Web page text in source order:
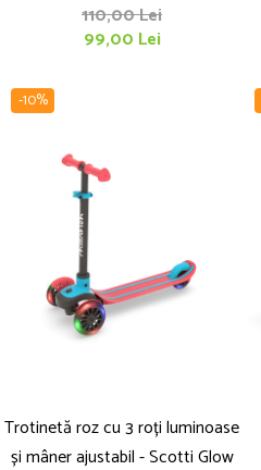
110,00 Lei
99,00 Lei
-10%
Trotinetă roz cu 3 roți luminoase
și mâner ajustabil - Scotti Glow